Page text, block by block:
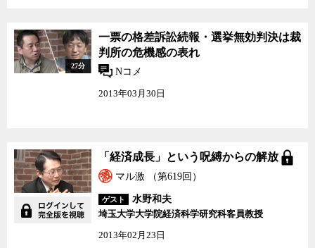
一票の格差訴訟続報・選
挙無効判決は裁判所の危
機感の表れ
27分
一票の格差訴訟続報・選挙無効判決は裁
判所の危機感の表れ
Nコメ
2013年03月30日
「経済成長」という呪縛
からの解放
「経済成長」という呪縛からの解放
マル激 （第619回）
ゲスト
水野和夫
埼玉大学大学院経済科学研究科客員教授
2013年02月23日